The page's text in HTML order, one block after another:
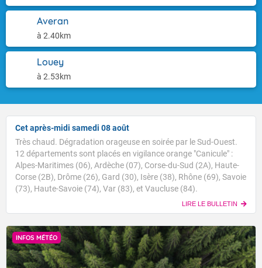
Averan
à 2.40km
Louey
à 2.53km
Cet après-midi samedi 08 août
Très chaud. Dégradation orageuse en soirée par le Sud-Ouest.
12 départements sont placés en vigilance orange "Canicule" :
Alpes-Maritimes (06), Ardèche (07), Corse-du-Sud (2A), Haute-
Corse (2B), Drôme (26), Gard (30), Isère (38), Rhône (69), Savoie
(73), Haute-Savoie (74), Var (83), et Vaucluse (84).
LIRE LE BULLETIN
INFOS MÉTÉO